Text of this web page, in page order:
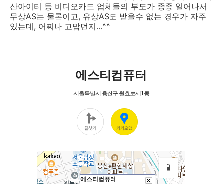
산아이티 등 비디오카드 업체들의 부도가 종종 일어나서
무상AS는 물론이고, 유상AS도 받을수 없는 경우가 자주
있는데, 어찌나 고맙던지...^^